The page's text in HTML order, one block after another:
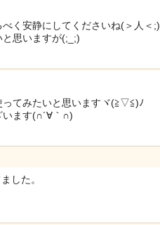
く安静にしてくださいね(＞人＜;)
と思いますが(;_;)
てみたいと思いますヾ(≧▽≦)ﾉ
います(∩´∀｀∩)
した。